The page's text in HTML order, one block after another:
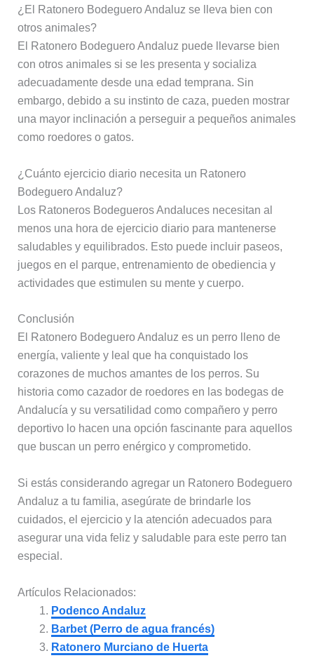
¿El Ratonero Bodeguero Andaluz se lleva bien con
otros animales?
El Ratonero Bodeguero Andaluz puede llevarse bien
con otros animales si se les presenta y socializa
adecuadamente desde una edad temprana. Sin
embargo, debido a su instinto de caza, pueden mostrar
una mayor inclinación a perseguir a pequeños animales
como roedores o gatos.
¿Cuánto ejercicio diario necesita un Ratonero
Bodeguero Andaluz?
Los Ratoneros Bodegueros Andaluces necesitan al
menos una hora de ejercicio diario para mantenerse
saludables y equilibrados. Esto puede incluir paseos,
juegos en el parque, entrenamiento de obediencia y
actividades que estimulen su mente y cuerpo.
Conclusión
El Ratonero Bodeguero Andaluz es un perro lleno de
energía, valiente y leal que ha conquistado los
corazones de muchos amantes de los perros. Su
historia como cazador de roedores en las bodegas de
Andalucía y su versatilidad como compañero y perro
deportivo lo hacen una opción fascinante para aquellos
que buscan un perro enérgico y comprometido.
Si estás considerando agregar un Ratonero Bodeguero
Andaluz a tu familia, asegúrate de brindarle los
cuidados, el ejercicio y la atención adecuados para
asegurar una vida feliz y saludable para este perro tan
especial.
Artículos Relacionados:
Podenco Andaluz
Barbet (Perro de agua francés)
Ratonero Murciano de Huerta